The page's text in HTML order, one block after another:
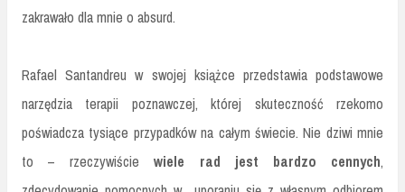
zakrawało dla mnie o absurd.
Rafael Santandreu w swojej książce przedstawia podstawowe
narzędzia terapii poznawczej, której skuteczność rzekomo
poświadcza tysiące przypadków na całym świecie. Nie dziwi mnie
to – rzeczywiściewiele rad jest bardzo cennych,